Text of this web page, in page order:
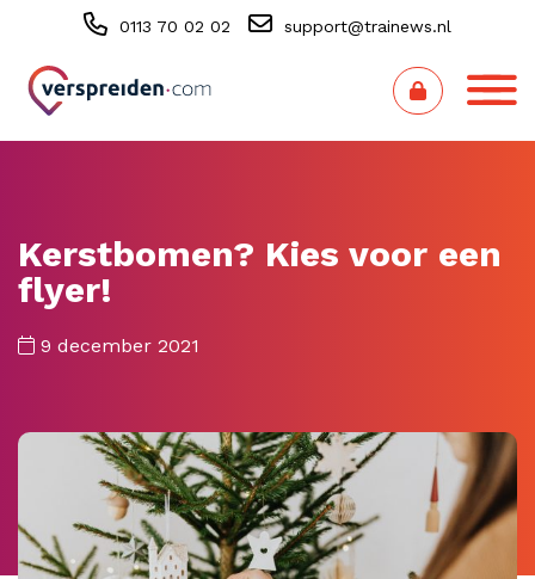
0113 70 02 02 support@trainews.nl
Kerstbomen? Kies voor een
flyer!
9 december 2021